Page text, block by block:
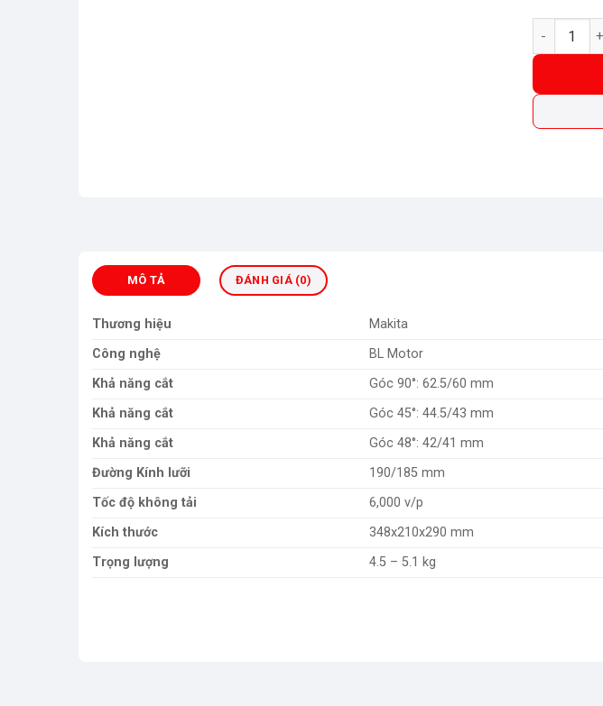
Máy cưa
MÔ TẢ ĐÁNH GIÁ (0)
Thương hiệu
Makita
Công nghệ
BL Motor
Khả năng cắt
Góc 90°: 62.5/60 mm
Khả năng cắt
Góc 45°: 44.5/43 mm
Khả năng cắt
Góc 48°: 42/41 mm
Đường Kính lưỡi
190/185 mm
Tốc độ không tải
6,000 v/p
Kích thước
348x210x290 mm
Trọng lượng
4.5 – 5.1 kg